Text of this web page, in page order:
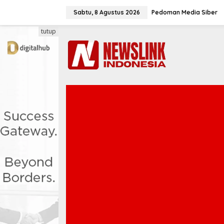
Sabtu, 8 Agustus 2026 Pedoman Media Siber
tutup